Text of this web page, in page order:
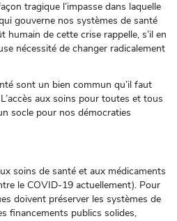
tragique l’impasse dans laquelle
gouverne nos systèmes de santé
humain de cette crise rappelle, s’il en
nécessité de changer radicalement
sont un bien commun qu’il faut
aux soins pour toutes et tous
socle pour nos démocraties
soins de santé et aux médicaments
le COVID-19 actuellement). Pour
doivent préserver les systèmes de
financements publics solides,